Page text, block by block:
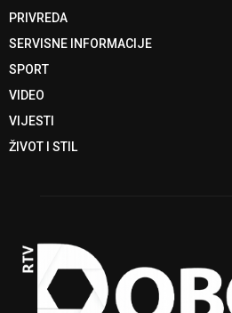
PRIVREDA
SERVISNE INFORMACIJE
SPORT
VIDEO
VIJESTI
ŽIVOT I STIL